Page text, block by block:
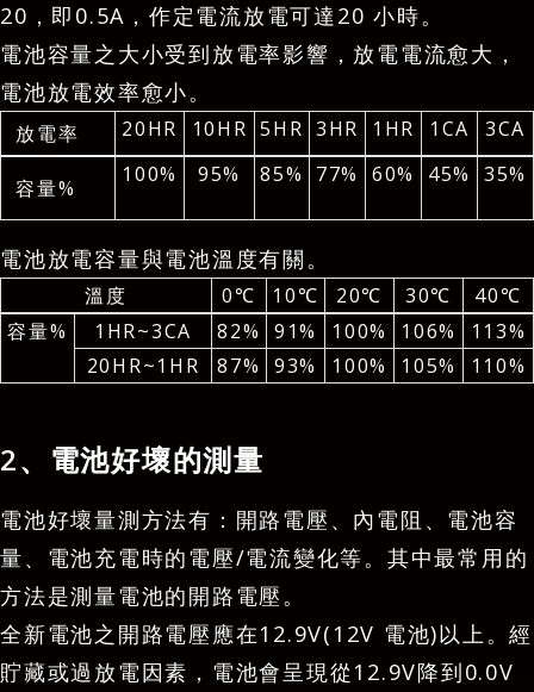
20，即0.5A，作定電流放電可達20 小時。
電池容量之大小受到放電率影響，放電電流愈大，
電池放電效率愈小。
放電率 20HR 10HR 5HR 3HR 1HR 1CA 3CA
容量%
100% 95% 85% 77% 60% 45% 35%
電池放電容量與電池溫度有關。
溫度 0℃ 10℃ 20℃ 30℃
40℃
容量%
1HR~3CA 82% 91% 100% 106%
113%
20HR~1HR
87% 93% 100% 105% 110%
2、電池好壞的測量
電池好壞量測方法有：開路電壓、內電阻、電池容
量、電池充電時的電壓/電流變化等。其中最常用的
方法是測量電池的開路電壓。
全新電池之開路電壓應在12.9V(12V 電池)以上。經
貯藏或過放電因素，電池會呈現從12.9V降到0.0V